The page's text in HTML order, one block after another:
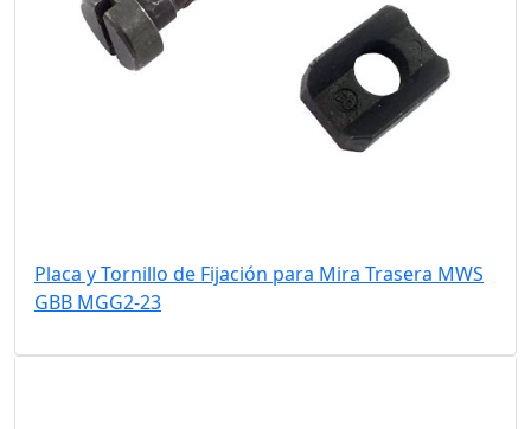
Placa y Tornillo de Fijación para Mira Trasera MWS
GBB MGG2-23